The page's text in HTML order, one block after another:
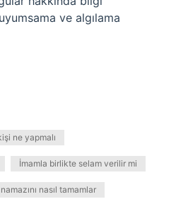
ve algılama
ne yapmalı
İmamla birlikte selam verilir mi
nasıl tamamlar